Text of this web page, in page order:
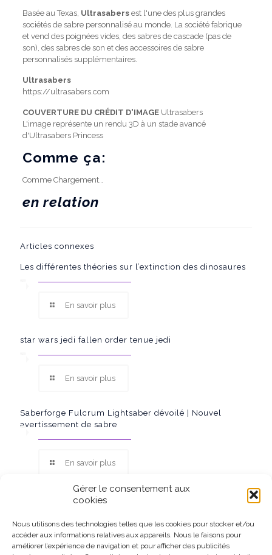
Gérer le consentement aux
cookies
Nous utilisons des technologies telles que les cookies pour stocker et/ou
accéder aux informations relatives aux appareils. Nous le faisons pour
améliorer l’expérience de navigation et pour afficher des publicités
Basée au Texas, Ultrasabersest l'une des plus grandes
sociétés de sabre personnalisé au monde. La société fabrique
et vend des poignées vides, des sabres de cascade (pas de
son), des sabres de son et des accessoires de sabre
personnalisés supplémentaires.
Ultrasabers
https://ultrasabers.com
COUVERTURE DU CRÉDIT D'IMAGEUltrasabers
L'image représente un rendu 3D à un stade avancé
d'Ultrasabers Princess
Comme ça:
Comme Chargement…
en relation
Articles connexes
Les différentes théories sur l’extinction des dinosaures
En savoir plus
star wars jedi fallen order tenue jedi
En savoir plus
Saberforge Fulcrum Lightsaber dévoilé | Nouvel
avertissement de sabre
En savoir plus
Ce site participe au Programme Partenaires d’Amazon EU, un
programme d’affiliation conçu pour permettre à des sites de